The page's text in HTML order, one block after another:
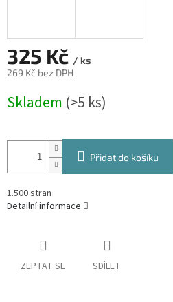
325 Kč / ks
269 Kč bez DPH
cena:
Skladem (>5 ks)
Přidat do košíku
1.500 stran
Detailní informace
ZEPTAT SE SDÍLET